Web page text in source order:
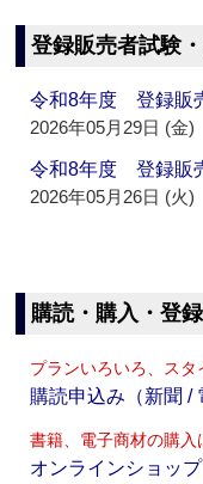
登録販売者試験
令和8年度 登録販
2026年05月29日 (金)
令和8年度 登録販
2026年05月26日 (火)
購読・購入・登録
プランいろいろ、ス
購読申込み（新聞 /
書籍、電子商材の購入
オンラインショップ